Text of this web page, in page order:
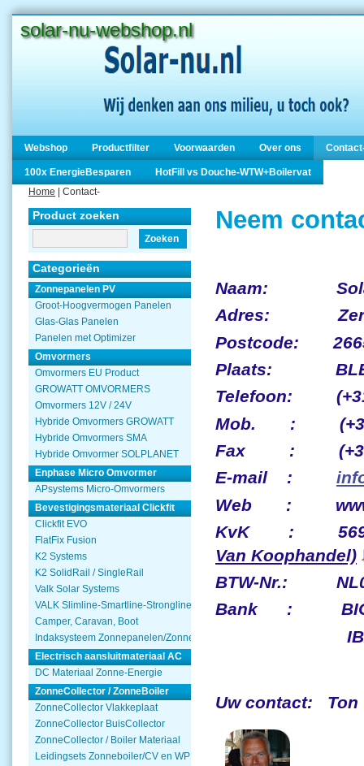
solar-nu-webshop.nl
Webshop Productfilter Voorwaarden Over ons
100x EnergieBesparen
HotFill vs Douche-WTW+Boilervat
Home | Contact-
Product zoeken
Zoeken
Categorieën
Zonnepanelen PV
Groot-Hoogvermogen Panelen
Glas-Glas Panelen
Panelen met Optimizer
Omvormers
Omvormers EU Product
GROWATT OMVORMERS
Omvormers 12V / 24V
Hybride Omvormers GROWATT
Hybride Omvormers SMA
Hybride Omvormer SOLPLANET
Enphase Micro Omvormer
APsystems Micro-Omvormers
Bevestigingsmateriaal Clickfit
Clickfit EVO
FlatFix Fusion
K2 Systems
K2 SolidRail / SingleRail
Valk Solar Systems
VALK Slimline-Smartline-Strongline
Camper, Caravan, Boot
Indaksysteem Zonnepanelen/Zonnecollector
Electrisch aansluitmateriaal AC
DC Materiaal Zonne-Energie
ZonneCollector / ZonneBoiler
ZonneCollector Vlakkeplaat
ZonneCollector BuisCollector
ZonneCollector / Boiler Materiaal
Leidingsets Zonneboiler/CV en WP
Neem
Naam:
Adres:
Postcode:
Plaats:
Telefoon: (+31)
Mob. : (+31)
Fax : (+31)
E-mail :
Web :
KvK :
Van Koophandel)
BTW-Nr.:
Bank : BIC:
IBAN: NL65
Uw contact: Ton